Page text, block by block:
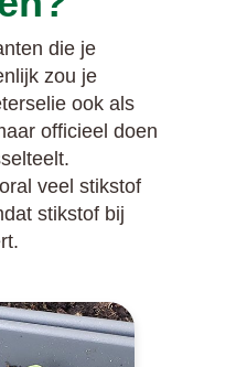
die je
zou je
ook als
officieel doen
veel stikstof
stikstof bij